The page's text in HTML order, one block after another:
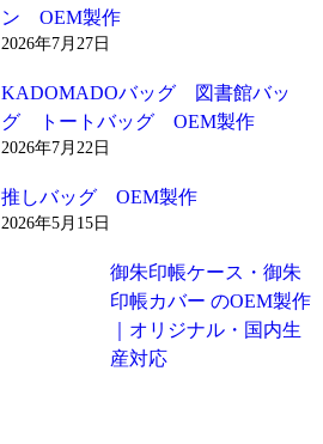
ン OEM製作
2026年7月27日
KADOMADOバッグ 図書館バッ
グ トートバッグ OEM製作
2026年7月22日
推しバッグ OEM製作
2026年5月15日
御朱印帳ケース・御朱
印帳カバー のOEM製作
｜オリジナル・国内生
産対応